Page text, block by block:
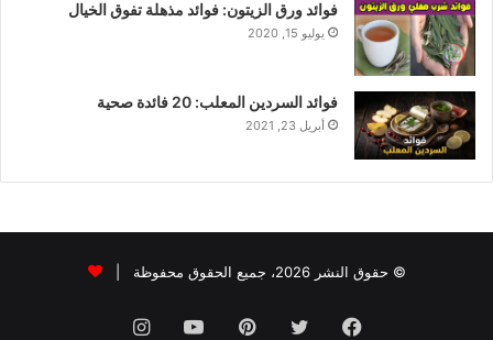
فوائد ورق الزيتون: فوائد مذهلة تفوق الخيال
يوليو 15, 2020
فوائد السردين المعلب: 20 فائدة صحية
أبريل 23, 2021
© حقوق النشر 2026، جميع الحقوق محفوظة |
فيسبوك تويتر بينتيريستيوتيوبانستقرام